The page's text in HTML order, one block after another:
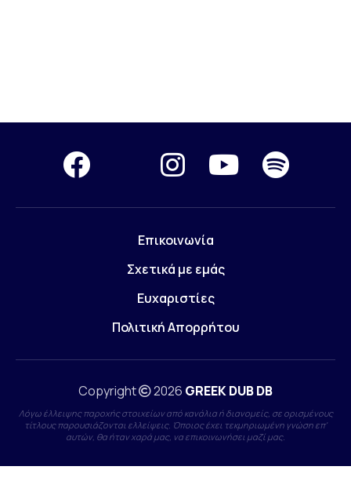
Επικοινωνία
Σχετικά με εμάς
Ευχαριστίες
Πολιτική Απορρήτου
Copyright 2026 GREEK DUB DB
Λόγω έλλειψης παροχής στοιχείων από κανάλια ή διανομείς, σε ορισμένους
τίτλους παρουσιάζονται ελλείψεις. Όποιος έχει τεκμηριωμένη γνώση επ'
αυτών, θα ήταν χαρά μας, να επικοινωνήσει μαζί μας.